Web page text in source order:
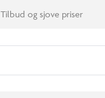
Tilbud og sjove priser